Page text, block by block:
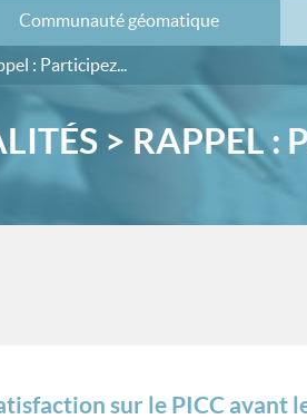
Communauté géomatique
: Participez...
> RAPPEL :
sur le PICC avant